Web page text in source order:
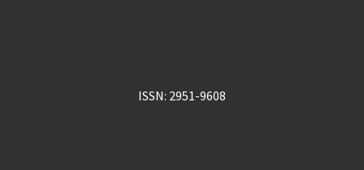
ISSN: 2951-9608